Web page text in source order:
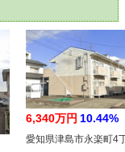
6,340万円 10.44%
愛知県津島市永楽町4